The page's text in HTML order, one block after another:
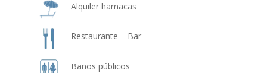
Alquiler hamacas
Restaurante – Bar
Baños públicos